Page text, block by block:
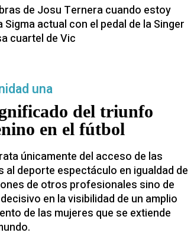
de Josu Ternera cuando estoy
actual con el pedal de la Singer
cuartel de Vic
del triunfo
en el fútbol
una
únicamente del acceso de las
al deporte espectáculo en igualdad de
de otros profesionales sino de
en la visibilidad de un amplio
de las mujeres que se extiende